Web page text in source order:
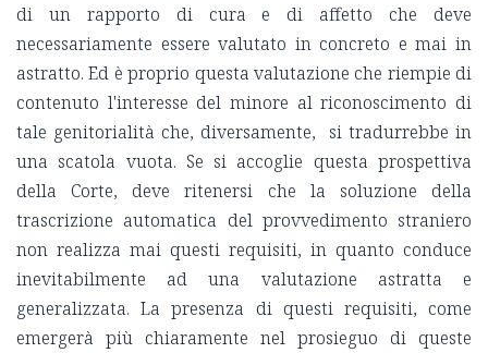
di un rapporto di cura e di affetto che deve
necessariamente essere valutato in concreto e mai in
astratto. Ed è proprio questa valutazione che riempie di
contenuto l'interesse del minore al riconoscimento di
tale genitorialità che, diversamente, si tradurrebbe in
una scatola vuota. Se si accoglie questa prospettiva
della Corte, deve ritenersi che la soluzione della
trascrizione automatica del provvedimento straniero
non realizza mai questi requisiti, in quanto conduce
inevitabilmente ad una valutazione astratta e
generalizzata. La presenza di questi requisiti, come
emergerà più chiaramente nel prosieguo di queste